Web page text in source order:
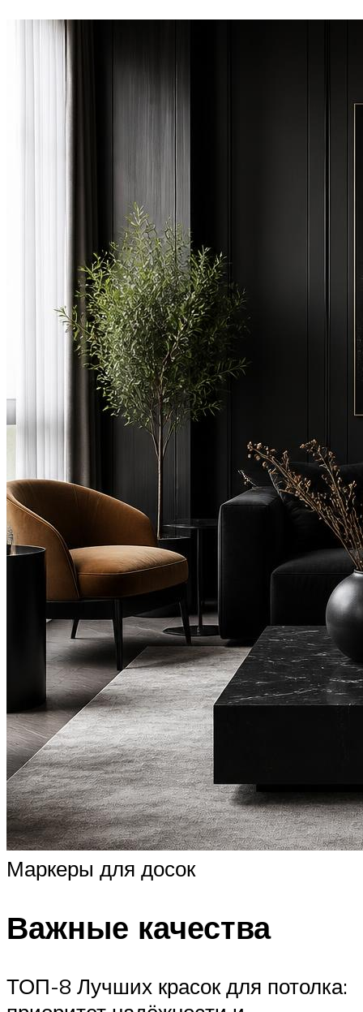
Маркеры для досок
Важные качества
ТОП-8 Лучших красок для потолка: